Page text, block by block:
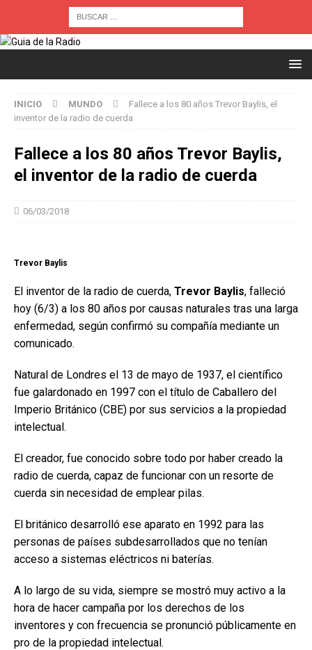
INICIO MUNDO
Fallece a los 80 años Trevor Baylis, el
inventor de la radio de cuerda
Fallece a los 80 años Trevor Baylis,
el inventor de la radio de cuerda
06/03/2018
Trevor Baylis
El inventor de la radio de cuerda, Trevor Baylis, falleció
hoy (6/3) a los 80 años por causas naturales tras una larga
enfermedad, según confirmó su compañía mediante un
comunicado.
Natural de Londres el 13 de mayo de 1937, el científico
fue galardonado en 1997 con el título de Caballero del
Imperio Británico (CBE) por sus servicios a la propiedad
intelectual.
El creador, fue conocido sobre todo por haber creado la
radio de cuerda, capaz de funcionar con un resorte de
cuerda sin necesidad de emplear pilas.
El británico desarrolló ese aparato en 1992 para las
personas de países subdesarrollados que no tenían
acceso a sistemas eléctricos ni baterías.
A lo largo de su vida, siempre se mostró muy activo a la
hora de hacer campaña por los derechos de los
inventores y con frecuencia se pronunció públicamente en
pro de la propiedad intelectual.